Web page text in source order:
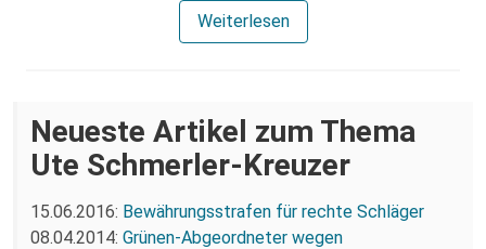
Weiterlesen
Neueste Artikel zum Thema
Ute Schmerler-Kreuzer
15.06.2016: Bewährungsstrafen für rechte Schläger
08.04.2014: Grünen-Abgeordneter wegen